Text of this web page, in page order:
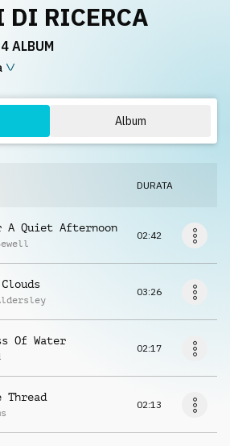
DI RICERCA
ALBUM
Album
DURATA
A Quiet Afternoon
02:42
03:26
Of Water
02:17
Thread
02:13